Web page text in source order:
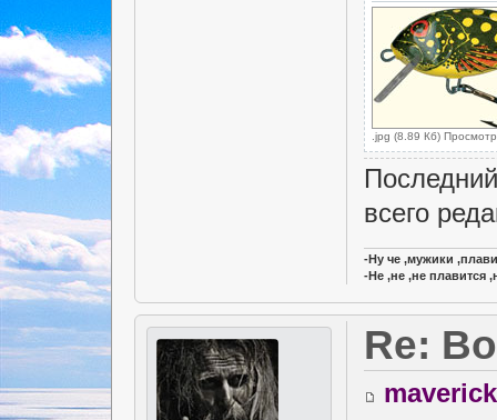
.jpg (8.89 Кб)
всего
-Ну че ,мужики
-Не ,не ,не плавится
Re:
maverick